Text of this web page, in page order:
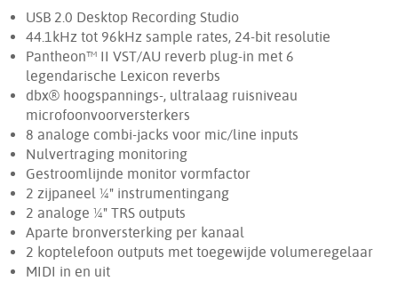
USB 2.0 Desktop Recording Studio
44.1kHz tot 96kHz sample rates, 24-bit resolutie
Pantheon™ II VST/AU reverb plug-in met 6
legendarische Lexicon reverbs
dbx® hoogspannings-, ultralaag ruisniveau
microfoonvoorversterkers
8 analoge combi-jacks voor mic/line inputs
Nulvertraging monitoring
Gestroomlijnde monitor vormfactor
2 zijpaneel ¼" instrumentingang
2 analoge ¼" TRS outputs
Aparte bronversterking per kanaal
2 koptelefoon outputs met toegewijde volumeregelaar
MIDI in en uit